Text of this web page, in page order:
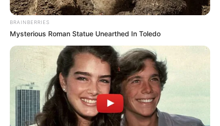
Ακολουθήστε το evianews.com στοGoogle
News
BRAINBERRIES
Mysterious Roman Statue Unearthed In Toledo